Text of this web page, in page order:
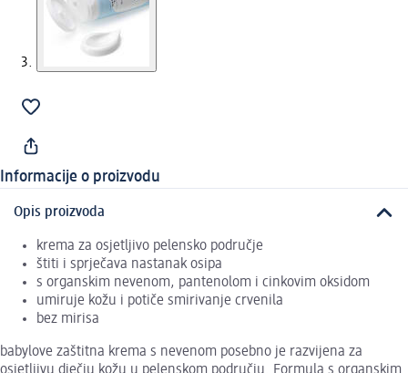
Informacije o proizvodu
Opis proizvoda
krema za osjetljivo pelensko područje
štiti i sprječava nastanak osipa
s organskim nevenom, pantenolom i cinkovim oksidom
umiruje kožu i potiče smirivanje crvenila
bez mirisa
babylove zaštitna krema s nevenom posebno je razvijena za
osjetljivu dječju kožu u pelenskom području. Formula s organskim